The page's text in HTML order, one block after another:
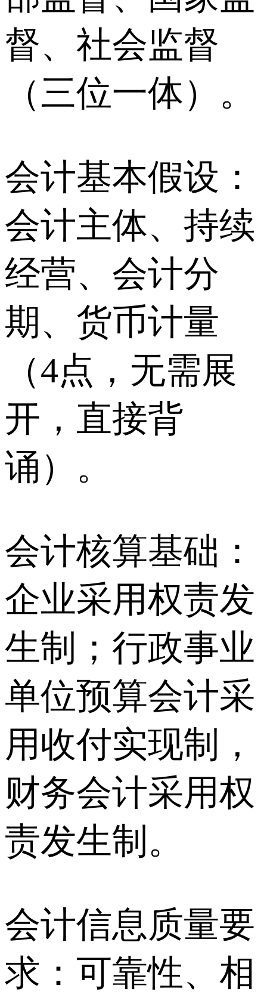
督、社会监督
（三位一体）。
会计基本假设：
会计主体、持续
经营、会计分
期、货币计量
（4点，无需展
开，直接背
诵）。
会计核算基础：
企业采用权责发
生制；行政事业
单位预算会计采
用收付实现制，
财务会计采用权
责发生制。
会计信息质量要
求：可靠性、相